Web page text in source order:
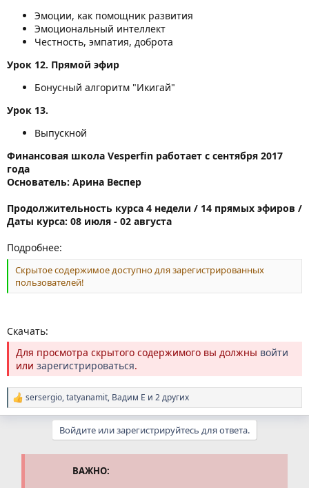
Эмоции, как помощник развития
Эмоциональный интеллект
Честность, эмпатия, доброта
Урок 12. Прямой эфир
Бонусный алгоритм "Икигай"
Урок 13.
Выпускной
Финансовая школа Vesperfin работает с сентября 2017
года
Основатель: Арина Веспер
Продолжительность курса 4 недели / 14 прямых эфиров /
Даты курса: 08 июля - 02 августа
Подробнее:
Скрытое содержимое доступно для зарегистрированных
пользователей!
Скачать:
Для просмотра скрытого содержимого вы должны войти
или зарегистрироваться.
Р
е
sersergio,tatyanamit, Вадим Е и 2 других
Войдите или зарегистрируйтесь для ответа.
ВАЖНО: